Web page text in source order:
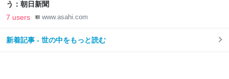
う：朝日新聞
7 users www.asahi.com
新着記事 - 世の中をもっと読む